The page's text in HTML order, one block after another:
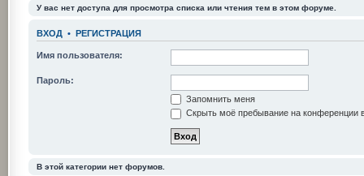
У вас нет доступа для просмотра списка или чтения тем в этом форуме.
ВХОД • РЕГИСТРАЦИЯ
Имя пользователя:
Пароль:
Запомнить меня
Скрыть моё пребывание на конференции
В этой категории нет форумов.